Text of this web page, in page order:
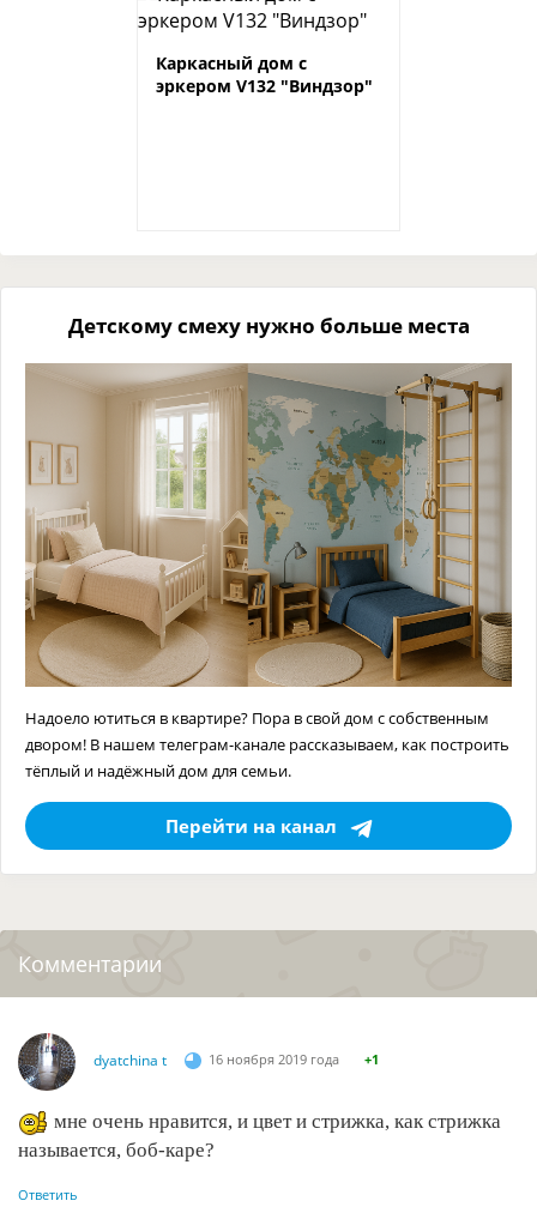
Каркасный дом с
эркером V132 "Виндзор"
Детскому смеху нужно больше места
Надоело ютиться в квартире? Пора в свой дом с собственным
двором! В нашем телеграм-канале рассказываем, как построить
тёплый и надёжный дом для семьи.
Перейти на канал
Комментарии
dyatchina t 16 ноября 2019 года +1
мне очень нравится, и цвет и стрижка, как стрижка
называется, боб-каре?
Ответить